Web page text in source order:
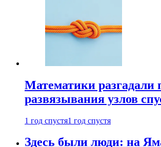
Математики разгадали
развязывания узлов
1 год спустя1 год спустя
Здесь были люди: на